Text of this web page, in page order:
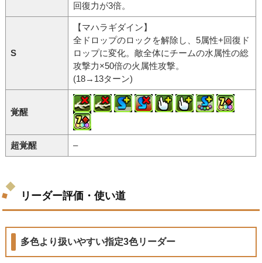
回復力が3倍。
S
【マハラギダイン】
全ドロップのロックを解除し、5属性+回復ド
ロップに変化。敵全体にチームの水属性の総
攻撃力×50倍の火属性攻撃。
(18→13ターン)
覚醒
超覚醒 –
リーダー評価・使い道
多色より扱いやすい指定3色リーダー